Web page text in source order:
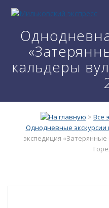
кальдеры
> Все
Однодневные экскурсии
экспедиция